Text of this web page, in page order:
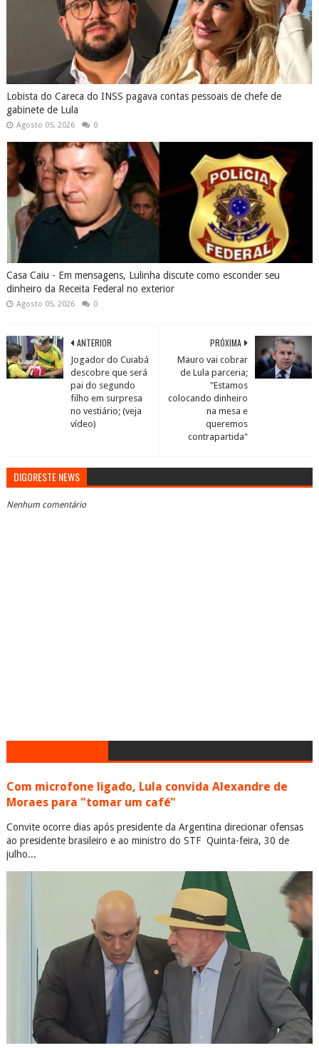
Lobista do Careca do INSS pagava contas pessoais de chefe de
gabinete de Lula
Agosto 05, 2026 0
Casa Caiu - Em mensagens, Lulinha discute como esconder seu
dinheiro da Receita Federal no exterior
Agosto 05, 2026 0
PRÓXIMA
Mauro vai cobrar
de Lula parceria;
"Estamos
colocando dinheiro
na mesa e
queremos
contrapartida"
ANTERIOR
Jogador do Cuiabá
descobre que será
pai do segundo
filho em surpresa
no vestiário; (veja
vídeo)
DIGORESTE NEWS
Nenhum comentário
Com microfone ligado, Lula convida Alexandre de
Moraes para "tomar um café"
Convite ocorre dias após presidente da Argentina direcionar ofensas
ao presidente brasileiro e ao ministro do STF Quinta-feira, 30 de
julho...